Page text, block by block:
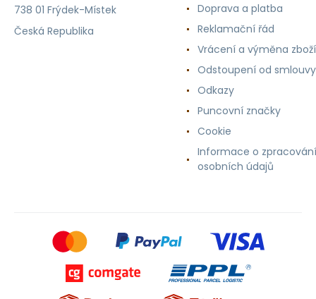
738 01 Frýdek-Místek
Česká Republika
Doprava a platba
Reklamační řád
Vrácení a výměna zboží
Odstoupení od smlouvy
Odkazy
Puncovní značky
Cookie
Informace o zpracování
osobních údajů